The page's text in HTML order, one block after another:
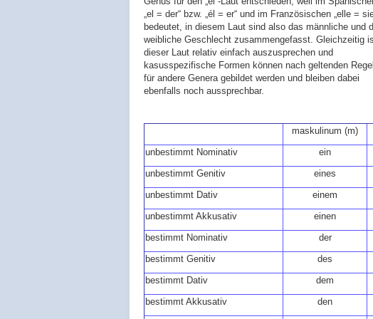
„el = der“ bzw. „él = er“ und im Französischen „elle =
bedeutet, in diesem Laut sind also das männliche und
weibliche Geschlecht zusammengefasst. Gleichzeitig
dieser Laut relativ einfach auszusprechen und
kasusspezifische Formen können nach geltenden
für andere Genera gebildet werden und bleiben dabei
ebenfalls noch aussprechbar.
maskulinum (m)
unbestimmt Nominativ
ein
unbestimmt Genitiv
eines
unbestimmt Dativ
einem
unbestimmt Akkusativ
einen
bestimmt Nominativ
der
bestimmt Genitiv
des
bestimmt Dativ
dem
bestimmt Akkusativ
den